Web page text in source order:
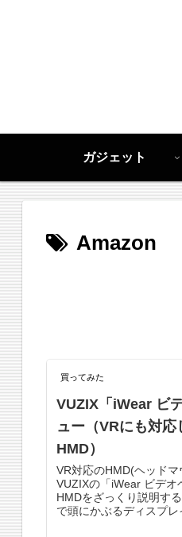
ガジェット
Amazon
買ってみた
VUZIX「iWear ビ
ュー（VRにも対
HMD）
VR対応のHMD(ヘッドマ
VUZIXの「iWear ビデオ
HMDをざっくり説明す
で頭にかぶるディスプレ